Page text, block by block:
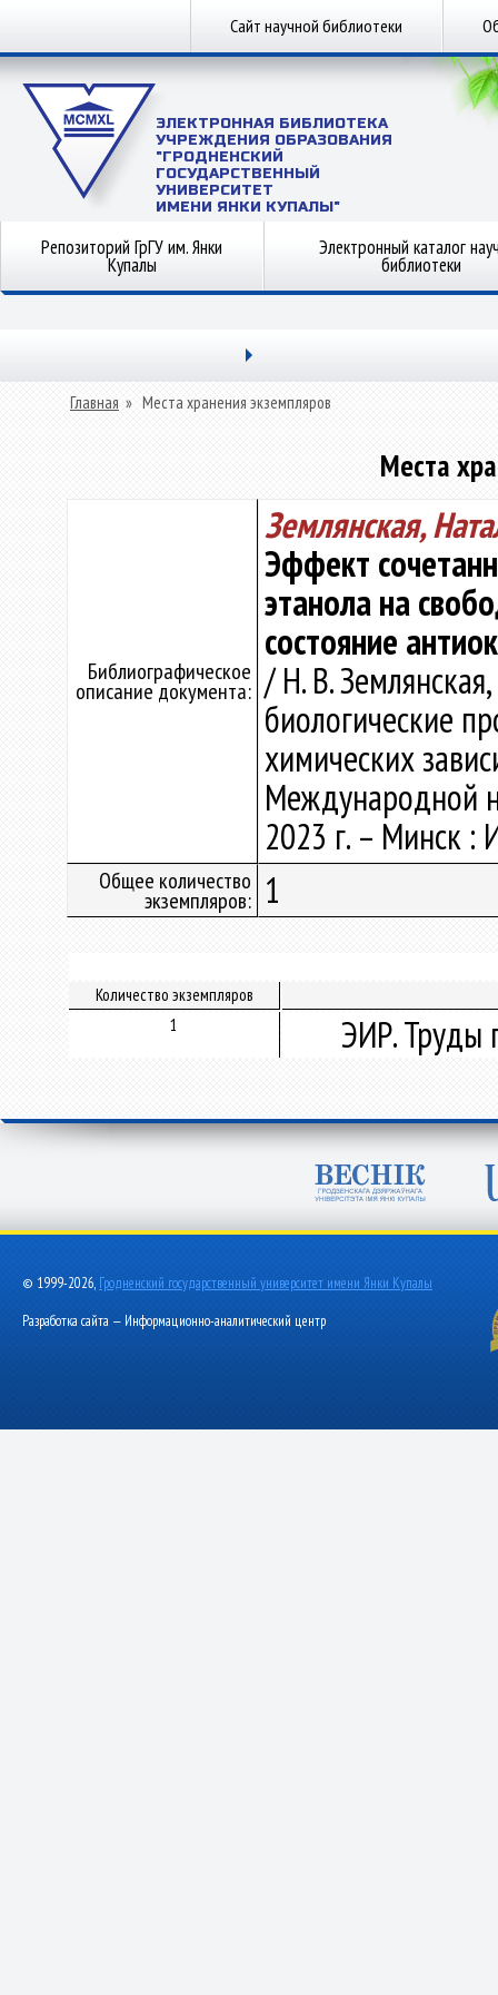
Сайт научной библиотеки
ЭЛЕКТРОННАЯ БИБЛИОТЕКА
УЧРЕЖДЕНИЯ ОБРАЗОВАНИЯ
"ГРОДНЕНСКИЙ
ГОСУДАРСТВЕННЫЙ
УНИВЕРСИТЕТ
ИМЕНИ ЯНКИ КУПАЛЫ"
Репозиторий ГрГУ им. Янки
Купалы
Электронный каталог
библиотеки
Главная » Места хранения экземпляров
Места
Библиографическое
описание документа:
Землянская,
Эффект
этанола на
состояние
/ Н. В.
биологические
химических
Международной
2023 г. – Минск
Общее количество
экземпляров: 1
Количество экземпляров
1
ЭИР. Труды
© 1999-2026, Гродненский государственный университет имени Янки Купалы
Разработка сайта — Информационно-аналитический центр